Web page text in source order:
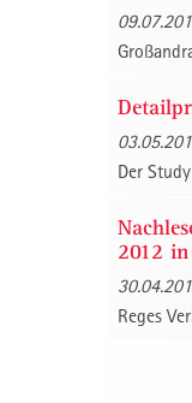
Der
2012
Reges